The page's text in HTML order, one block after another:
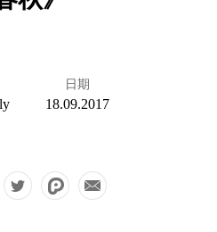
日期
18.09.2017